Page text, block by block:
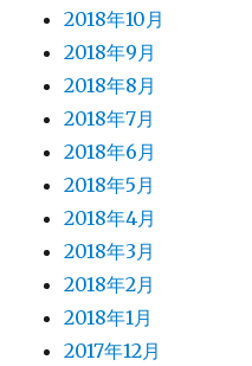
2018年10月
2018年9月
2018年8月
2018年7月
2018年6月
2018年5月
2018年4月
2018年3月
2018年2月
2018年1月
2017年12月